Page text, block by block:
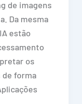
de imagens
Da mesma
estão
os
de forma